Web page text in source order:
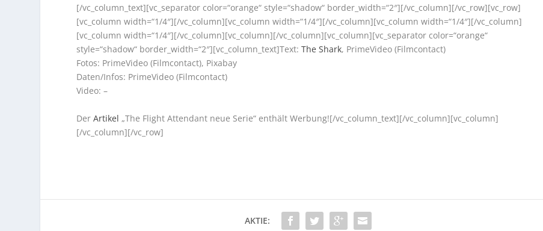
[/vc_column_text][vc_separator color=“orange“ style=“shadow“ border_width=“2″][/vc_column][/vc_row][vc_row]
[vc_column width=“1/4″][/vc_column][vc_column width=“1/4″][/vc_column][vc_column width=“1/4″][/vc_column]
[vc_column width=“1/4″][/vc_column][vc_column][/vc_column][vc_column][vc_separator color=“orange“
style=“shadow“ border_width=“2″][vc_column_text]Text:The Shark, PrimeVideo (Filmcontact)
Fotos: PrimeVideo (Filmcontact), Pixabay
Daten/Infos: PrimeVideo (Filmcontact)
Video: –
DerArtikel „The Flight Attendant neue Serie“ enthält Werbung![/vc_column_text][/vc_column][vc_column]
[/vc_column][/vc_row]
AKTIE: